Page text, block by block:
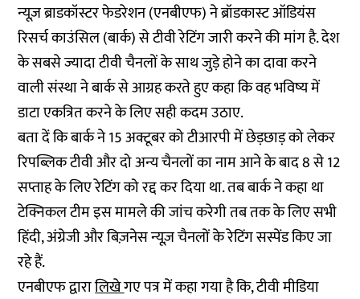
न्यूज़ ब्राडकॉस्टर फेडरेशन (एनबीएफ) ने ब्रॉडकास्ट ऑडियंस
रिसर्च काउंसिल (बार्क) से टीवी रेटिंग जारी करने की मांग है. देश
के सबसे ज्यादा टीवी चैनलों के साथ जुड़े होने का दावा करने
वाली संस्था ने बार्क से आग्रह करते हुए कहा कि वह भविष्य में
डाटा एकत्रित करने के लिए सही कदम उठाए.
बता दें कि बार्क ने 15 अक्टूबर को टीआरपी में छेड़छाड़ को लेकर
रिपब्लिक टीवी और दो अन्य चैनलों का नाम आने के बाद 8 से 12
सप्ताह के लिए रेटिंग को रद्द कर दिया था. तब बार्क ने कहा था
टेक्निकल टीम इस मामले की जांच करेगी तब तक के लिए सभी
हिंदी, अंग्रेजी और बिज़नेस न्यूज़ चैनलों के रेटिंग सस्पेंड किए जा
रहे हैं.
एनबीएफ द्वारालिखेगए पत्र में कहा गया है कि, टीवी मीडिया